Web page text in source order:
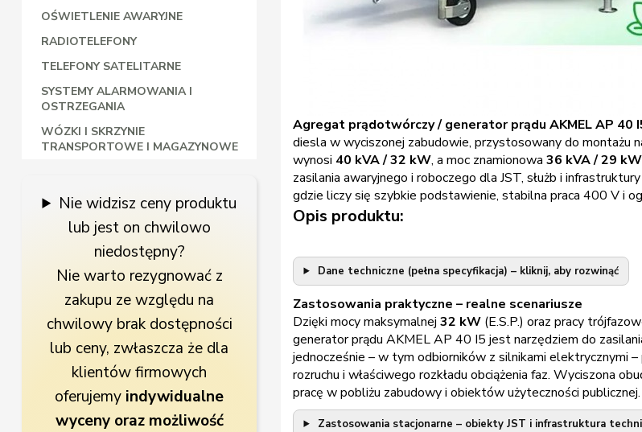
OŚWIETLENIE AWARYJNE
RADIOTELEFONY
TELEFONY SATELITARNE
SYSTEMY ALARMOWANIA I
OSTRZEGANIA
WÓZKI I SKRZYNIE
TRANSPORTOWE I MAGAZYNOWE
Nie widzisz ceny produktu
lub jest on chwilowo
niedostępny?
Nie warto rezygnować z
zakupu ze względu na
chwilowy brak dostępności
lub ceny, zwłaszcza że dla
klientów firmowych
oferujemy indywidualne
wyceny oraz możliwość
Agregat prądotwórczy / generator prądu AKMEL AP 40
diesla w wyciszonej zabudowie, przystosowany do montażu
wynosi 40 kVA / 32 kW, a moc znamionowa36 kVA / 29 kW
zasilania awaryjnego i roboczego dla JST, służb i
gdzie liczy się szybkie podstawienie, stabilna praca 400 V i
Opis produktu:
Dane techniczne (pełna specyfikacja) – kliknij, aby rozwinąć
Zastosowania praktyczne – realne scenariusze
Dzięki mocy maksymalnej32 kW (E.S.P.) oraz pracy
generator prądu AKMEL AP 40 I5 jest narzędziem do
jednocześnie – w tym odbiorników z silnikami elektrycznymi
rozruchu i właściwego rozkładu obciążenia faz. Wyciszona
pracę w pobliżu zabudowy i obiektów użyteczności publicznej.
Zastosowania stacjonarne – obiekty JST i infrastruktura